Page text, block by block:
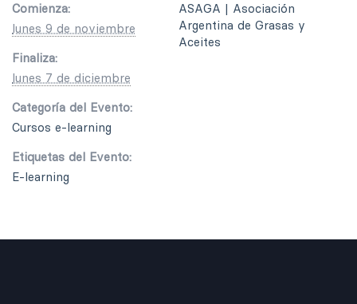
Comienza:
lunes 9 de noviembre
Finaliza:
lunes 7 de diciembre
Categoría del Evento:
Cursos e-learning
Etiquetas del Evento:
E-learning
ASAGA | Asociación
Argentina de Grasas y
Aceites